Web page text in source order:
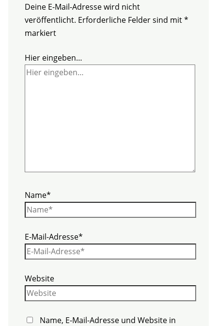
Deine E-Mail-Adresse wird nicht
veröffentlicht. Erforderliche Felder sind mit*
markiert
Hier eingeben…
Name*
E-Mail-Adresse*
Website
Name, E-Mail-Adresse und Website in